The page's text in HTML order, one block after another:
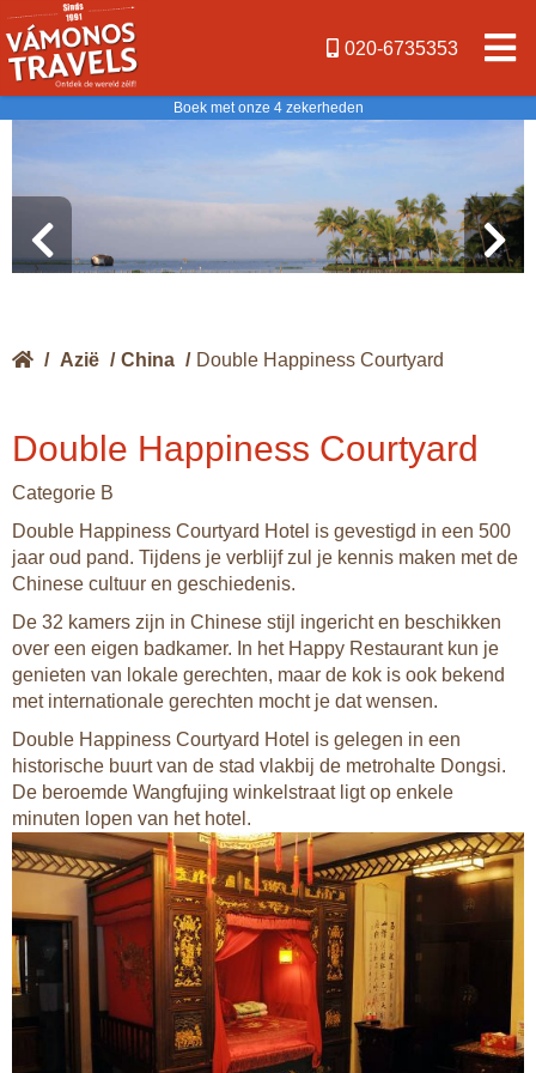
020-6735353
Boek met onze 4 zekerheden
/ Azië / China / Double Happiness Courtyard
Double Happiness Courtyard
Categorie B
Double Happiness Courtyard Hotel is gevestigd in een 500
jaar oud pand. Tijdens je verblijf zul je kennis maken met de
Chinese cultuur en geschiedenis.
De 32 kamers zijn in Chinese stijl ingericht en beschikken
over een eigen badkamer. In het Happy Restaurant kun je
genieten van lokale gerechten, maar de kok is ook bekend
met internationale gerechten mocht je dat wensen.
Double Happiness Courtyard Hotel is gelegen in een
historische buurt van de stad vlakbij de metrohalte Dongsi.
De beroemde Wangfujing winkelstraat ligt op enkele
minuten lopen van het hotel.